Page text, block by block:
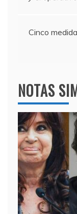
o
k
de
entradas
Cinco
NOTAS